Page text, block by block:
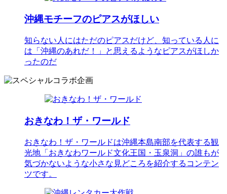
沖縄モチーフのピアスがほしい
知らない人にはただのピアスだけど、知っている人に
は「沖縄のあれだ！」と思えるようなピアスがほしか
ったのだ
おきなわ！ザ・ワールド
おきなわ！ザ・ワールドは沖縄本島南部を代表する観
光地「おきなわワールド文化王国・玉泉洞」の誰もが
気づかないような小さな見どころを紹介するコンテン
ツです。